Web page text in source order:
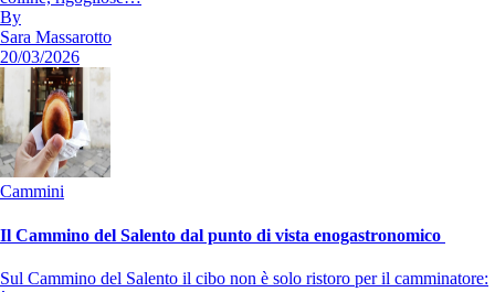
By
Sara Massarotto
20/03/2026
Cammini
Il Cammino del Salento dal punto di vista enogastronomico
Sul Cammino del Salento il cibo non è solo ristoro per il camminatore: